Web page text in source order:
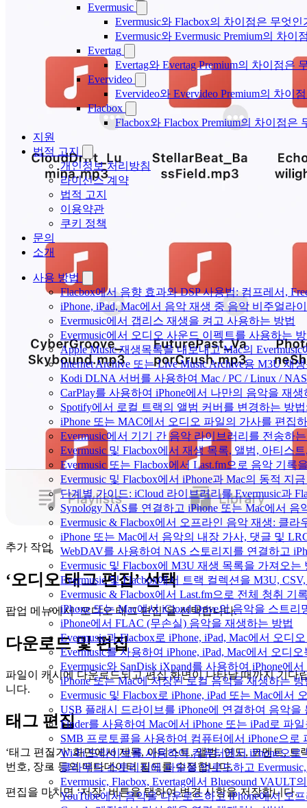
Evermusic
Evermusic와 Flacbox의 차이점은 무엇인
Evermusic와 Evermusic Premium의 차이
Evertag
Evertag와 Evertag Premium의 차이점은
Evervideo
Evervideo와 Evervideo Premium의 차이
Flacbox
Flacbox와 Flacbox Premium의 차이점은
지원
법적 고지
개인정보 처리방침
라이선스 계약
법적 고지
이용약관
쿠키 정책
문의
소개
사용 방법
Flacbox에서 음향 효과와 DSP 사용법: 컴프레서,
iPhone, iPad, Mac에서 음악 재생 중 음악 비주얼라
Evermusic에서 갭리스 재생을 켜고 사용하는 방법
Evermusic에서 오디오 사운드 이펙트를 사용하는
Apple Music 재생목록을 내보내고 Mac의
Internet Archive 또는 Live Music Archive용 M3U 재
Kodi DLNA 서버를 사용하여 Mac / PC / Linux /
CarPlay를 사용하여 iPhone에서 나만의 음악을 재
Spotify에서 로컬 트랙의 앨범 커버를 변경하는 방
iPhone 또는 MAC에서 오디오 파일의 가사를 편집
Evermusic에서 기기 간 음악 라이브러리를 전송하
Evermusic 및 Flacbox에서 재생 목록, 앨범, 아티스
Evermusic 또는 Flacbox에서 Last.fm으로 음악 기록
Evermusic 및 Flacbox에서 iPhone과 Mac의 동적 지
단계별 가이드: iCloud 라이브러리를 Evermusic과
Synology NAS를 연결하고 iPhone 또는 Mac에서 음
Evermusic & Flacbox에서 오프라인 음악 재생: 클
iPhone 또는 Mac에서 음악의 내장 가사, 댓글 및
WebDAV를 사용하여 NAS 스토리지를 연결하고
Evermusic 및 Flacbox에 M3U 재생 목록을 가져오는
Evermusic 및 Flacbox에서 트랙 컬렉션을 M3U,
Evermusic & Flacbox에서 Last.fm으로 전체 청취 기
iPhone 또는 Mac에서 iCloud Drive의 음악을 스트리
iPhone에서 FLAC (무손실) 음악을 재생하는 방법
Evermusic과 Flacbox로 iPhone, iPad, Mac에서 오
Evermusic를 사용하여 iPhone, iPad, Mac에서 오디
Evermusic와 SanDisk iXpand를 사용하여 iPhone
iPhone 또는 Mac에 저장된 로컬 음악을 재생하는 방
Evermusic 및 Flacbox로 iPhone, iPad 또는 Mac에
USB 플래시 드라이브를 iPhone에 연결하여 음악
Finder를 사용하여 Mac에서 iPhone 또는 iPad로 파
SMB 프로토콜을 사용하여 컴퓨터에서 iPhone으로
Wi-Fi 드라이브를 사용하여 컴퓨터에서 iPhone으
클라우드 스토리지에 파일을 업로드하고
Evermusic, Flacbox, Evertag에서 Bluesound
YouTube에서 음악을 다운로드하고 iPhone에서 오
추가 작업
‘오디오 태그 편집’ 선택
팝업 메뉴에서 ‘오디오 태그 편집’을 선택합니다.
다운로드 및 편집
파일이 캐시에 다운로드되고 편집 화면이 나타날 때까지 기다
니다.
태그 편집
‘태그 편집기’ 화면에서 제목, 아티스트, 앨범, 연도, 코멘트, 트
번호, 장르 등의 메타데이터 필드를 수정합니다.
편집을 마치면 ‘저장’ 버튼을 탭하여 변경 사항을 저장합니다.